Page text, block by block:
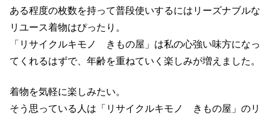
ある程度の枚数を持って普段使いするにはリーズナブルな
リユース着物はぴったり。
「リサイクルキモノ きもの屋」は私の心強い味方になっ
てくれるはずで、年齢を重ねていく楽しみが増えました。
着物を気軽に楽しみたい。
そう思っている人は「リサイクルキモノ きもの屋」のリ